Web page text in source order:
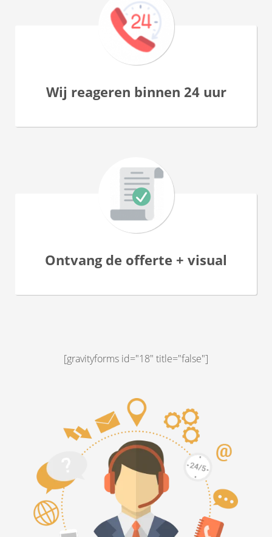
Wij reageren binnen 24 uur
Ontvang de offerte + visual
[gravityforms id="18" title="false"]